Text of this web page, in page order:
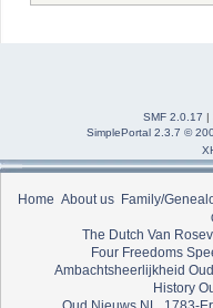
SMF 2.0.17 |
SimplePortal 2.3.7 ©
Home About us Family/
The Dutch Van
Four Freedoms
Ambachtsheerlijkheid
History